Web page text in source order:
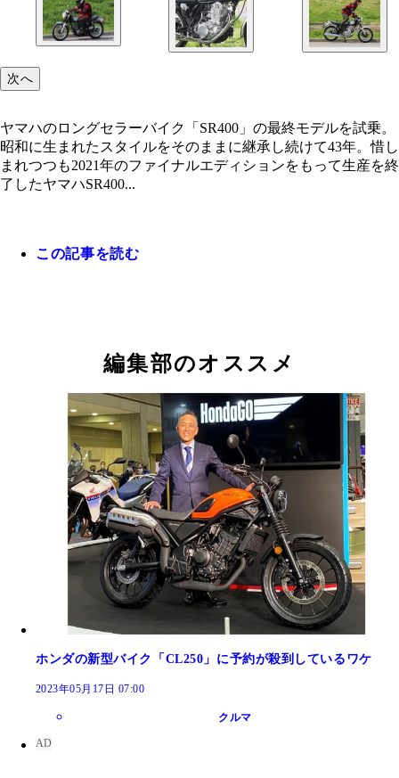
次へ
ヤマハのロングセラーバイク「SR400」の最終モデルを試乗。
昭和に生まれたスタイルをそのままに継承し続けて43年。惜し
まれつつも2021年のファイナルエディションをもって生産を終
了したヤマハSR400...
この記事を読む
編集部のオススメ
ホンダの新型バイク「CL250」に予約が殺到しているワケ
2023年05月17日 07:00
クルマ